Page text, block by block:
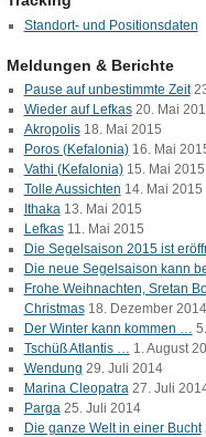
Standort- und Positionsdaten
Meldungen & Berichte
Pause auf unbestimmte Zeit
Wieder auf Lefkas 20. Mai
Akropolis 18. Mai 2015
Poros (Kefalonia) 16. Mai
Vathi (Kefalonia) 15. Mai 2015
Tolle Aussichten 14. Mai 2015
Ithaka 13. Mai 2015
Lefkas 11. Mai 2015
Die Segelsaison 2015 ist
Die neue Segelsaison kann
Frohe Weihnachten, Sretan
Christmas 18. Dezember 2014
Der Winter kann kommen …
Tschüß Atlantis …
1. August
Wendung 29. Juli 2014
Marina Cleopatra 27. Juli
Parga 25. Juli 2014
Die ganze Welt in einer Bucht